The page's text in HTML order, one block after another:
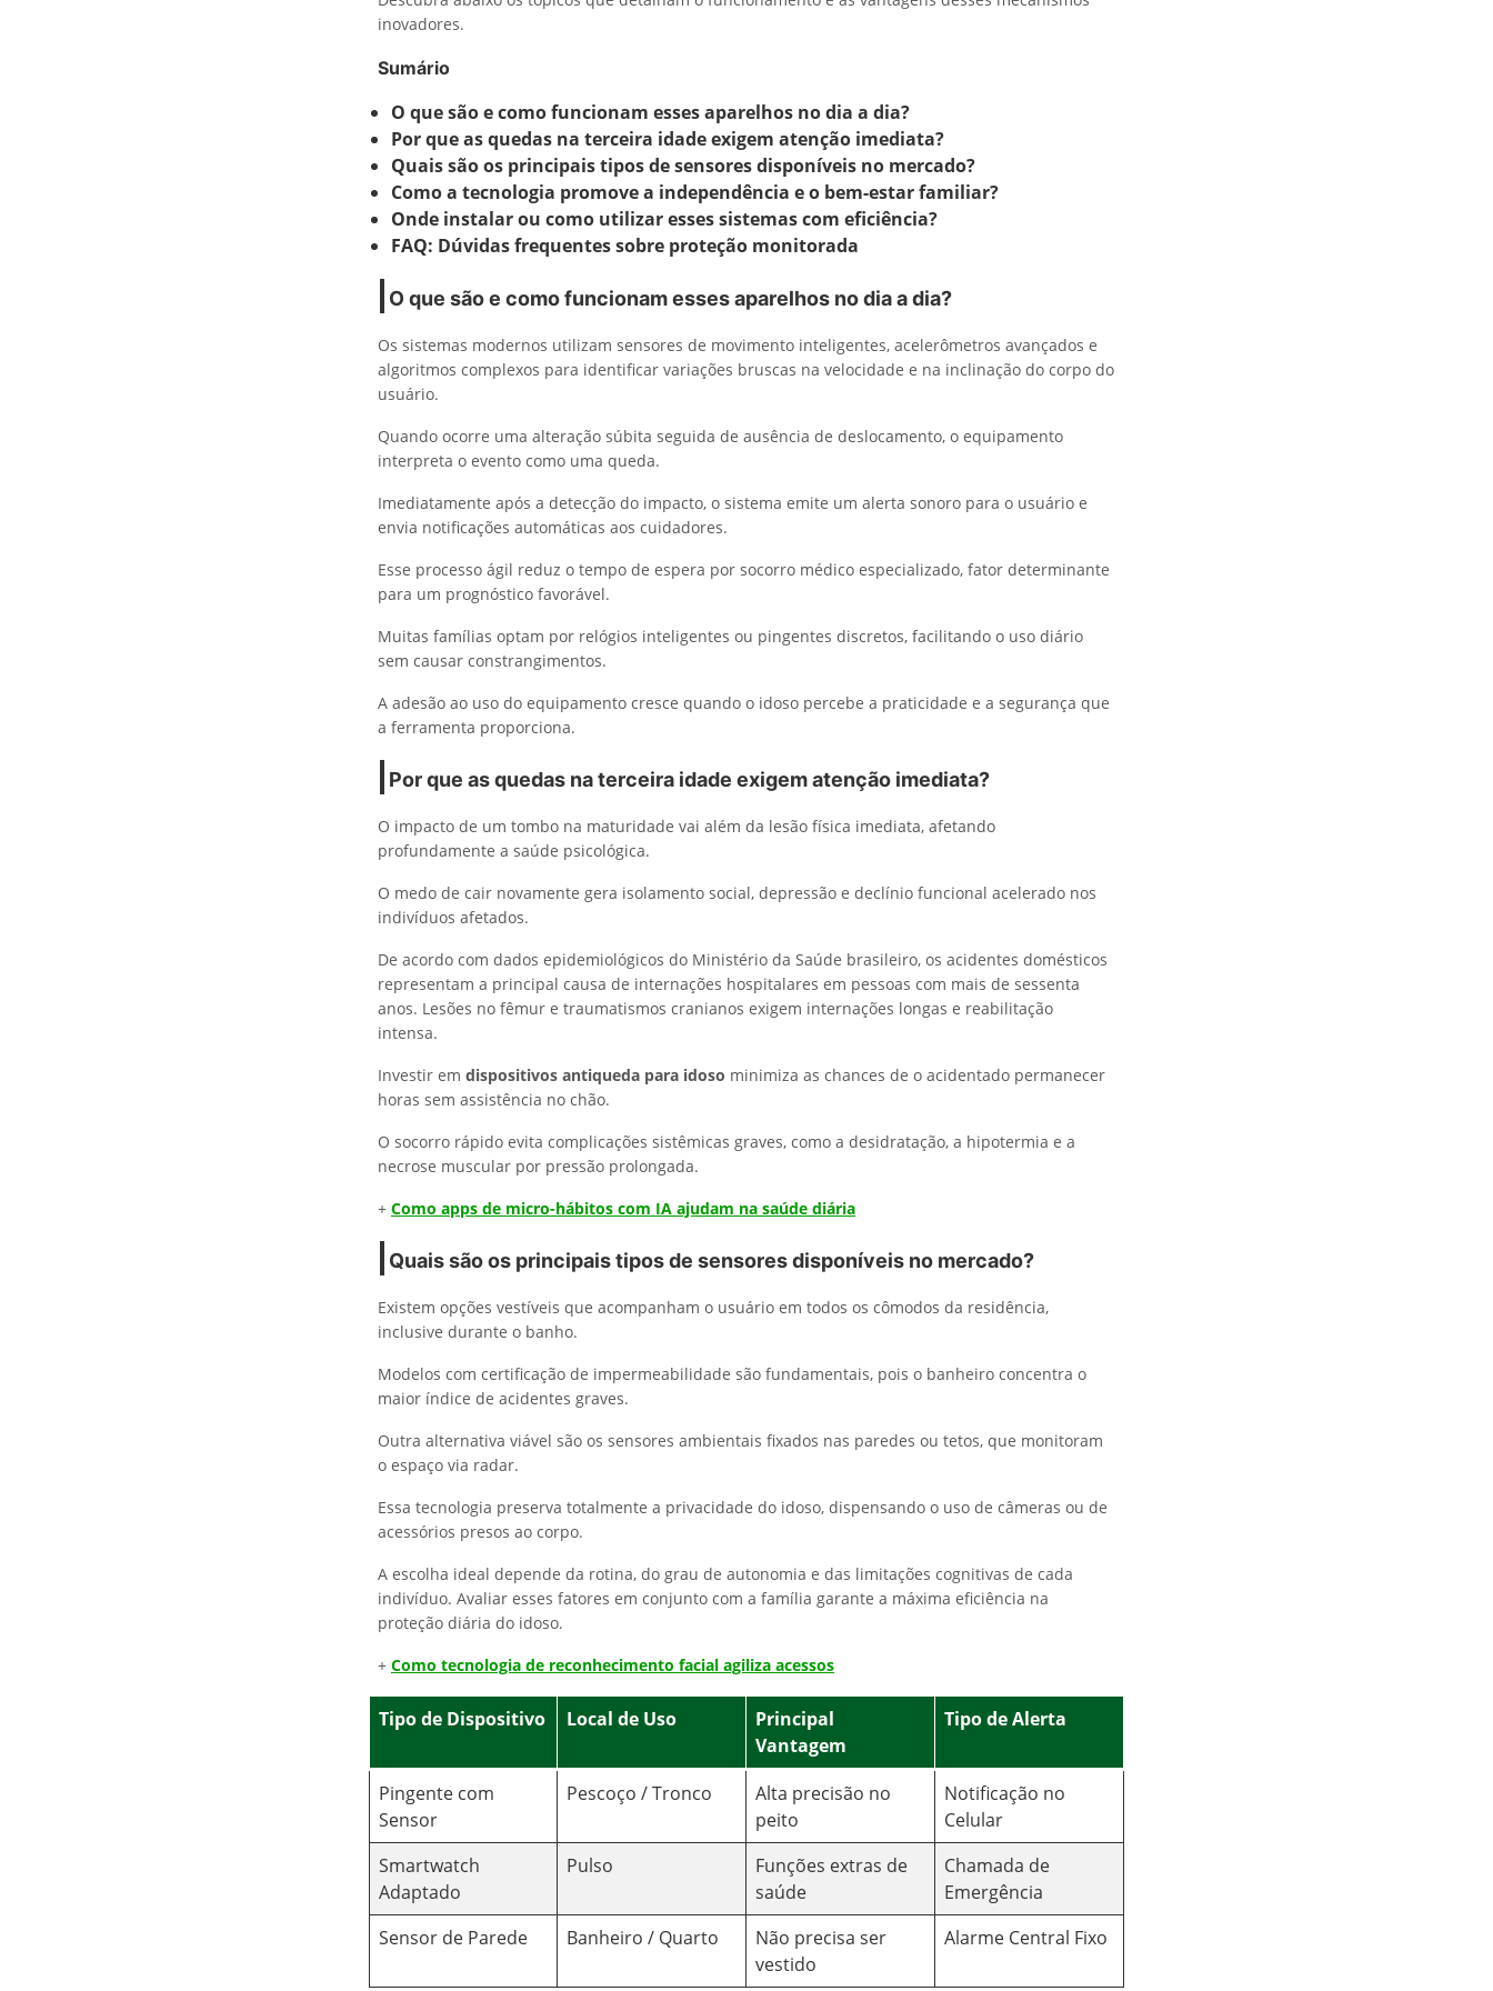
inovadores.
Sumário
O que são e como funcionam esses aparelhos no dia a dia?
Por que as quedas na terceira idade exigem atenção imediata?
Quais são os principais tipos de sensores disponíveis no mercado?
Como a tecnologia promove a independência e o bem-estar familiar?
Onde instalar ou como utilizar esses sistemas com eficiência?
FAQ: Dúvidas frequentes sobre proteção monitorada
O que são e como funcionam esses aparelhos no dia a dia?
Os sistemas modernos utilizam sensores de movimento inteligentes, acelerômetros avançados e
algoritmos complexos para identificar variações bruscas na velocidade e na inclinação do corpo do
usuário.
Quando ocorre uma alteração súbita seguida de ausência de deslocamento, o equipamento
interpreta o evento como uma queda.
Imediatamente após a detecção do impacto, o sistema emite um alerta sonoro para o usuário e
envia notificações automáticas aos cuidadores.
Esse processo ágil reduz o tempo de espera por socorro médico especializado, fator determinante
para um prognóstico favorável.
Muitas famílias optam por relógios inteligentes ou pingentes discretos, facilitando o uso diário
sem causar constrangimentos.
A adesão ao uso do equipamento cresce quando o idoso percebe a praticidade e a segurança que
a ferramenta proporciona.
Por que as quedas na terceira idade exigem atenção imediata?
O impacto de um tombo na maturidade vai além da lesão física imediata, afetando
profundamente a saúde psicológica.
O medo de cair novamente gera isolamento social, depressão e declínio funcional acelerado nos
indivíduos afetados.
De acordo com dados epidemiológicos do Ministério da Saúde brasileiro, os acidentes domésticos
representam a principal causa de internações hospitalares em pessoas com mais de sessenta
anos. Lesões no fêmur e traumatismos cranianos exigem internações longas e reabilitação
intensa.
Investir em dispositivos antiqueda para idoso minimiza as chances de o acidentado permanecer
horas sem assistência no chão.
O socorro rápido evita complicações sistêmicas graves, como a desidratação, a hipotermia e a
necrose muscular por pressão prolongada.
+ Como apps de micro-hábitos com IA ajudam na saúde diária
Quais são os principais tipos de sensores disponíveis no mercado?
Existem opções vestíveis que acompanham o usuário em todos os cômodos da residência,
inclusive durante o banho.
Modelos com certificação de impermeabilidade são fundamentais, pois o banheiro concentra o
maior índice de acidentes graves.
Outra alternativa viável são os sensores ambientais fixados nas paredes ou tetos, que monitoram
o espaço via radar.
Essa tecnologia preserva totalmente a privacidade do idoso, dispensando o uso de câmeras ou de
acessórios presos ao corpo.
A escolha ideal depende da rotina, do grau de autonomia e das limitações cognitivas de cada
indivíduo. Avaliar esses fatores em conjunto com a família garante a máxima eficiência na
proteção diária do idoso.
+ Como tecnologia de reconhecimento facial agiliza acessos
Tipo de Dispositivo Local de Uso
Principal
Vantagem
Tipo de Alerta
Pingente com
Sensor
Pescoço / Tronco
Alta precisão no
peito
Notificação no
Celular
Smartwatch
Adaptado
Pulso
Funções extras de
saúde
Chamada de
Emergência
Sensor de Parede
Banheiro / Quarto
Não precisa ser
vestido
Alarme Central Fixo